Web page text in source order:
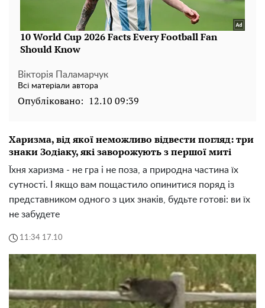
Вікторія Паламарчук
Всі матеріали автора
Опубліковано: 12.10 09:39
Харизма, від якої неможливо відвести погляд: три
знаки Зодіаку, які заворожують з першої миті
Їхня харизма - не гра і не поза, а природна частина їх
сутності. І якщо вам пощастило опинитися поряд із
представником одного з цих знаків, будьте готові: ви їх
не забудете
11:34 17.10